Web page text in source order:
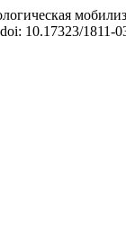
10.17323/1811-